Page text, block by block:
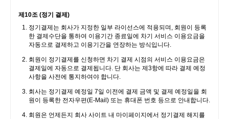
제10조 (정기 결제)
정기결제는 회사가 지정한 일부 라이선스에 적용되며, 회원이 등록
한 결제수단을 통하여 이용기간 종료일에 차기 서비스 이용요금을
자동으로 결제하고 이용기간을 연장하는 방식입니다.
회원이 정기결제를 신청하면 차기 결제 시점의 서비스 이용요금은
결제일에 자동으로 결제됩니다. 단 회사는 제3항에 따라 결제 예정
사항을 사전에 통지하여야 합니다.
회사는 정기결제 예정일 7일 이전에 결제 금액 및 결제 예정일을 회
원이 등록한 전자우편(E-Mail) 또는 휴대폰 번호 등으로 안내합니다.
회원은 언제든지 회사 사이트 내 마이페이지에서 정기결제 해지를